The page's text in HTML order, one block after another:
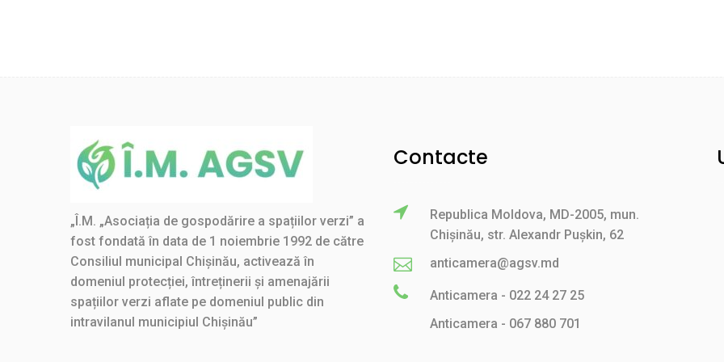
„Î.M. „Asociația de gospodărire a spațiilor verzi” a
fost fondată în data de 1 noiembrie 1992 de către
Consiliul municipal Chișinău, activează în
domeniul protecției, întreținerii și amenajării
spațiilor verzi aflate pe domeniul public din
intravilanul municipiul Chișinău”
Contacte
Republica Moldova, MD-2005, mun.
Chișinău, str. Alexandr Pușkin, 62
anticamera@agsv.md
Anticamera - 022 24 27 25
Anticamera - 067 880 701